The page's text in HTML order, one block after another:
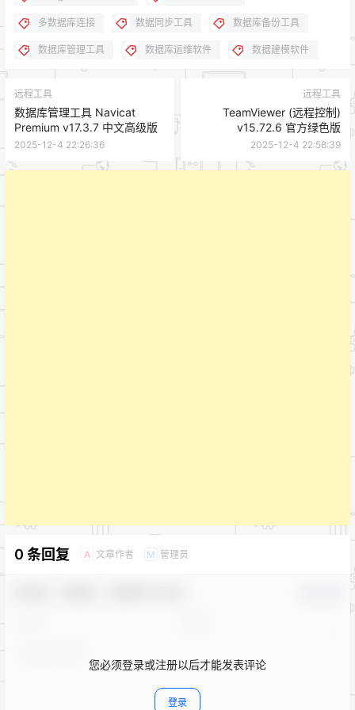
多数据库连接 数据同步工具 数据库备份工具
数据库管理工具 数据库运维软件 数据建模软件
远程工具
数据库管理工具 Navicat
Premium v17.3.7 中文高级版
2025-12-4 22:26:36
远程工具
TeamViewer (远程控制)
v15.72.6 官方绿色版
2025-12-4 22:58:39
0 条回复 A 文章作者 M 管理员
您必须登录或注册以后才能发表评论
登录